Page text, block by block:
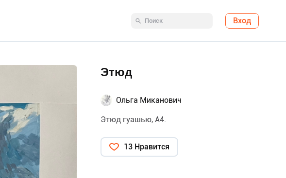
Вход
Этюд
Ольга Миканович
Этюд гуашью, А4.
13 Нравится